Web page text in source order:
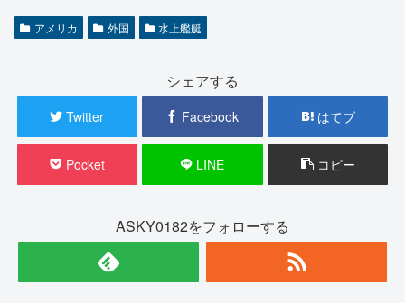
アメリカ 外国 水上艦艇
シェアする
Twitter Facebook はてブ
Pocket LINE コピー
ASKY0182をフォローする